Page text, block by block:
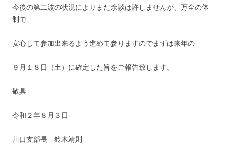
今後の第二波の状況によりまだ余談は許しませんが、万全の体
制で
安心して参加出来るよう進めて参りますのでまずは来年の
９月１８日（土）に確定した旨をご報告致します。
敬具
令和２年８月３日
川口支部長 鈴木靖則